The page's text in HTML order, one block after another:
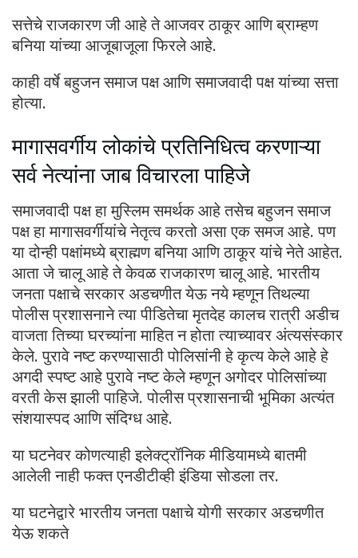
सत्तेचे राजकारण जी आहे ते आजवर ठाकूर आणि ब्राम्हण
बनिया यांच्या आजूबाजूला फिरले आहे.
काही वर्षे बहुजन समाज पक्ष आणि समाजवादी पक्ष यांच्या सत्ता
होत्या.
मागासवर्गीय लोकांचे प्रतिनिधित्व करणाऱ्या
सर्व नेत्यांना जाब विचारला पाहिजे
समाजवादी पक्ष हा मुस्लिम समर्थक आहे तसेच बहुजन समाज
पक्ष हा मागासवर्गीयांचे नेतृत्व करतो असा एक समज आहे. पण
या दोन्ही पक्षांमध्ये ब्राह्मण बनिया आणि ठाकूर यांचे नेते आहेत.
आता जे चालू आहे ते केवळ राजकारण चालू आहे. भारतीय
जनता पक्षाचे सरकार अडचणीत येऊ नये म्हणून तिथल्या
पोलीस प्रशासनाने त्या पीडितेचा मृतदेह कालच रात्री अडीच
वाजता तिच्या घरच्यांना माहित न होता त्याच्यावर अंत्यसंस्कार
केले. पुरावे नष्ट करण्यासाठी पोलिसांनी हे कृत्य केले आहे हे
अगदी स्पष्ट आहे पुरावे नष्ट केले म्हणून अगोदर पोलिसांच्या
वरती केस झाली पाहिजे. पोलीस प्रशासनाची भूमिका अत्यंत
संशयास्पद आणि संदिग्ध आहे.
या घटनेवर कोणत्याही इलेक्ट्रॉनिक मीडियामध्ये बातमी
आलेली नाही फक्त एनडीटीव्ही इंडिया सोडला तर.
या घटनेद्वारे भारतीय जनता पक्षाचे योगी सरकार अडचणीत
येऊ शकते